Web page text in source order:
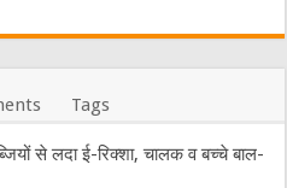
Tags
से लदा ई-रिक्शा, चालक व बच्चे बाल-